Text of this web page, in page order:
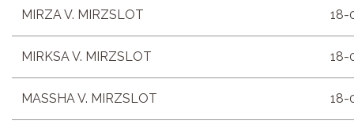
MIRZA V. MIRZSLOT 18-
MIRKSA V. MIRZSLOT 18-
MASSHA V. MIRZSLOT 18-